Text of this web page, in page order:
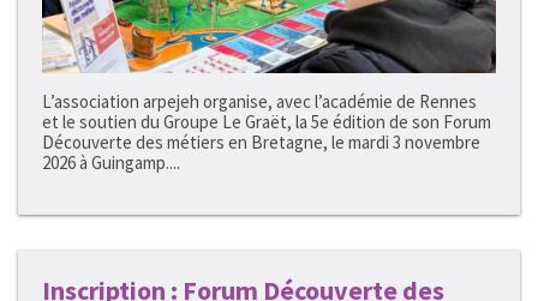
L’association arpejeh organise, avec l’académie de Rennes
et le soutien du Groupe Le Graët, la 5e édition de son Forum
Découverte des métiers en Bretagne, le mardi 3 novembre
2026 à Guingamp....
Inscription : Forum Découverte des